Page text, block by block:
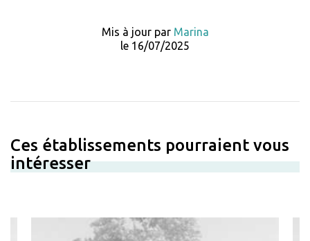
Mis à jour par Marina
le 16/07/2025
Ces établissements pourraient vous
intéresser